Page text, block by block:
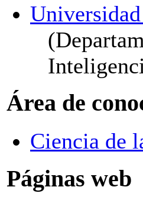
Área de
Ciencia de
Páginas web